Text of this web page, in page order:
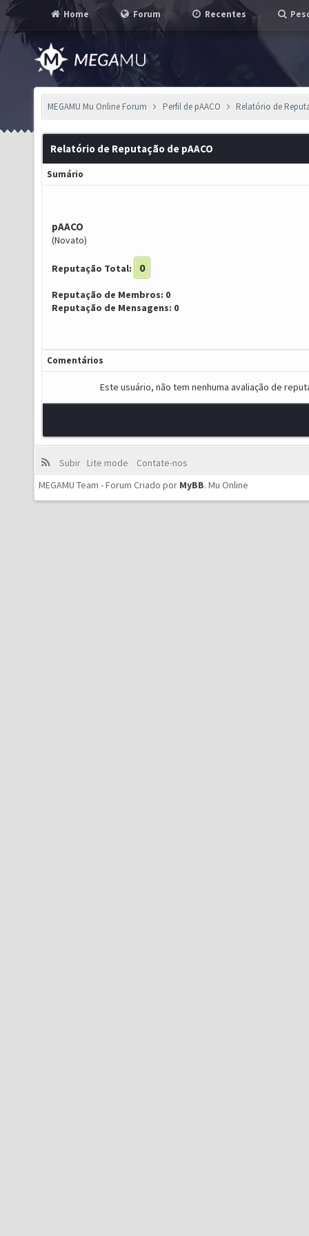
Home Forum Recentes
MEGAMU Mu Online Forum Perfil de pAACO Relatório de
Relatório de Reputação de pAACO
Sumário
pAACO
(Novato)
Reputação Total: 0
Reputação de Membros: 0
Reputação de Mensagens: 0
Comentários
Este usuário, não tem nenhuma avaliação de
Subir Lite mode
Contate-nos
MEGAMU Team - Forum Criado por MyBB. Mu Online